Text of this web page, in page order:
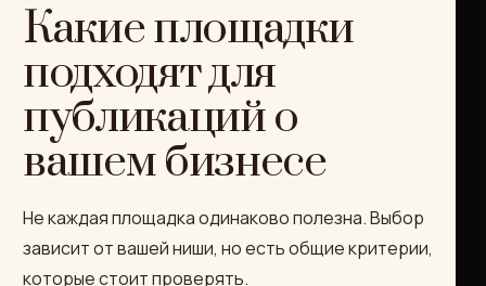
Какие площадки
подходят для
публикаций о
вашем бизнесе
Не каждая площадка одинаково полезна. Выбор
зависит от вашей ниши, но есть общие критерии,
которые стоит проверять.